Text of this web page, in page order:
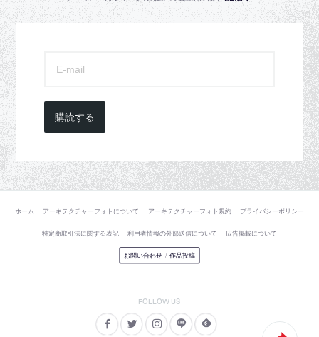
購読する
ホーム アーキテクチャーフォトについて アーキテクチャーフォト規約 プライバシーポリシー
特定商取引法に関する表記 利用者情報の外部送信について 広告掲載について
お問い合わせ / 作品投稿